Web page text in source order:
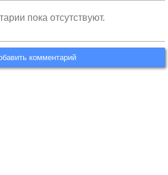
пока отсутствуют.
комментарий